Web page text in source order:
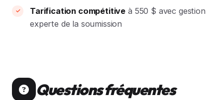
Tarification compétitive à 550 $ avec gestion
experte de la soumission
Questions fréquentes